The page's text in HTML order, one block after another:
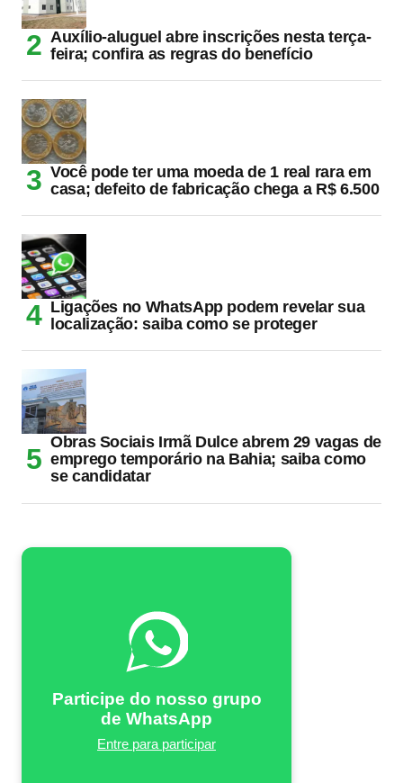
Auxílio-aluguel abre inscrições nesta terça-
feira; confira as regras do benefício
Você pode ter uma moeda de 1 real rara em
casa; defeito de fabricação chega a R$ 6.500
Ligações no WhatsApp podem revelar sua
localização: saiba como se proteger
Obras Sociais Irmã Dulce abrem 29 vagas de
emprego temporário na Bahia; saiba como
se candidatar
Participe do nosso grupo
de WhatsApp
Entre para participar